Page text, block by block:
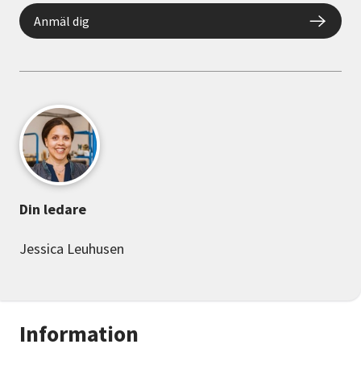
Information
Anmäl dig
Din ledare
Jessica Leuhusen